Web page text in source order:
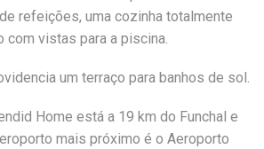
refeições, uma cozinha totalmente
com vistas para a piscina.
um terraço para banhos de sol.
Home está a 19 km do Funchal e
mais próximo é o Aeroporto